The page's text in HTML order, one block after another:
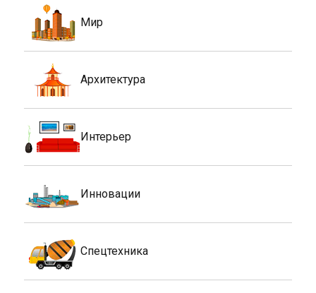
Мир
Архитектура
Интерьер
Инновации
Спецтехника